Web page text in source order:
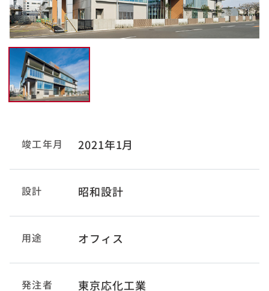
竣工年月 2021年1月
設計 昭和設計
用途 オフィス
発注者 東京応化工業